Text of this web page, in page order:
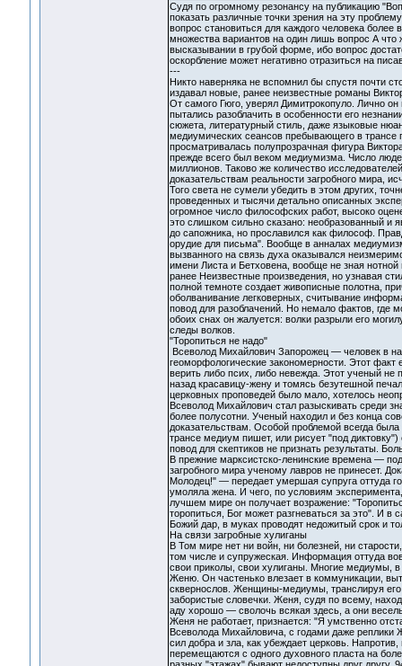
Судя по огромному резонансу на публикацию
показать различные точки зрения на эту
вопрос становиться для каждого человека
множества вариантов на один лишь вопрос А
высказывании в грубой форме, ибо вопрос
оскорбление может негативно отразиться на
---
Никто наверняка не вспомнил бы спустя почти
издавал новые, ранее неизвестные романы
От самого Гюго, уверял Димитрокопуло. Лично
пытались разоблачить в особенности его
сюжета, литературный стиль, даже языковые
медиумических сеансов пребывающего в трансе
просматривалась полупрозрачная фигура
прежде всего был веком медиумизма. Число
миллионов. Таково же количество
доказательствам реальности загробного мира,
Того света не сумели убедить в этом других,
проведенных и тысячи детально описанных
огромное число философских работ, высоко
это слишком сильно сказано: необразованный и
до сапожника, но прославился как философ.
орудие для письма". Вообще в анналах
вызванного на связь духа оказывался
имени Листа и Бетховена, вообще не зная
ранее Неизвестные произведения, но узнавая
полной темноте создает живописные полотна,
оболванивание легковерных, считывание
повод для разоблачений. Но немало фактов, где
обоих снах он жалуется: волки разрыли его
следы волков.
"Торопиться не надо"
Всеволод Михайлович Запорожец — человек в
геоморфологические закономерности. Этот
верить либо псих, либо невежда. Этот ученый не
назад красавицу-жену и томясь безутешной
церковных проповедей было мало, хотелось
Всеволод Михайлович стал разыскивать среди
более полусотни. Ученый находил и без конца
доказательствам. Особой проблемой всегда
трансе медиум пишет, или рисует "под
повод для скептиков не признать результаты.
В прежние марксистско-ленинские времена —
загробного мира ученому лавров не принесет.
Молодец!" — передает умершая супруга оттуда
умоляла жена. И чего, по условиям
лучшем мире он получает возражение:
торопиться, Бог может разгневаться за это". И
Божий дар, в муках проводят недожитый срок и
На связи загробные хулиганы
В Том мире нет ни войн, ни болезней, ни
том числе и супружеская. Информация оттуда
свои приколы, свои хулиганы. Многие медиумы, в
Женю. Он частенько влезает в коммуникации,
сквернослов. Женщины-медиумы, транслируя его
забористые словечки. Женя, судя по всему,
аду хорошо — сволочь всякая здесь, а они
Женя не работает, признается: "Я умственно
Всеволода Михайловича, с годами даже
сил добра и зла, как убеждает церковь.
перемещаются с одного духовного пласта на